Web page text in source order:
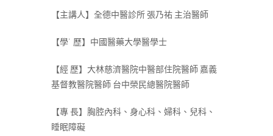
【主講人】全德中醫診所 張乃祐 主治醫師
【學˙ 歷】中國醫藥大學醫學士
【經 歷】大林慈濟醫院中醫部住院醫師 嘉義
基督教醫院醫師 台中榮民總醫院醫師
【專 長】胸腔內科、身心科、婦科、兒科、
睡眠障礙